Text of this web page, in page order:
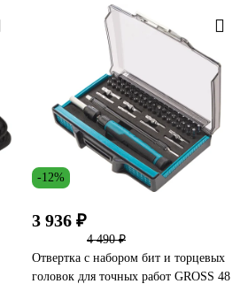
-12%
3 936 ₽
4 490 ₽
Отвертка с набором бит и торцевых
головок для точных работ GROSS 48